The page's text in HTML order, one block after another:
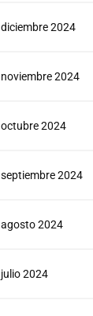
diciembre 2024
noviembre 2024
octubre 2024
septiembre 2024
agosto 2024
julio 2024